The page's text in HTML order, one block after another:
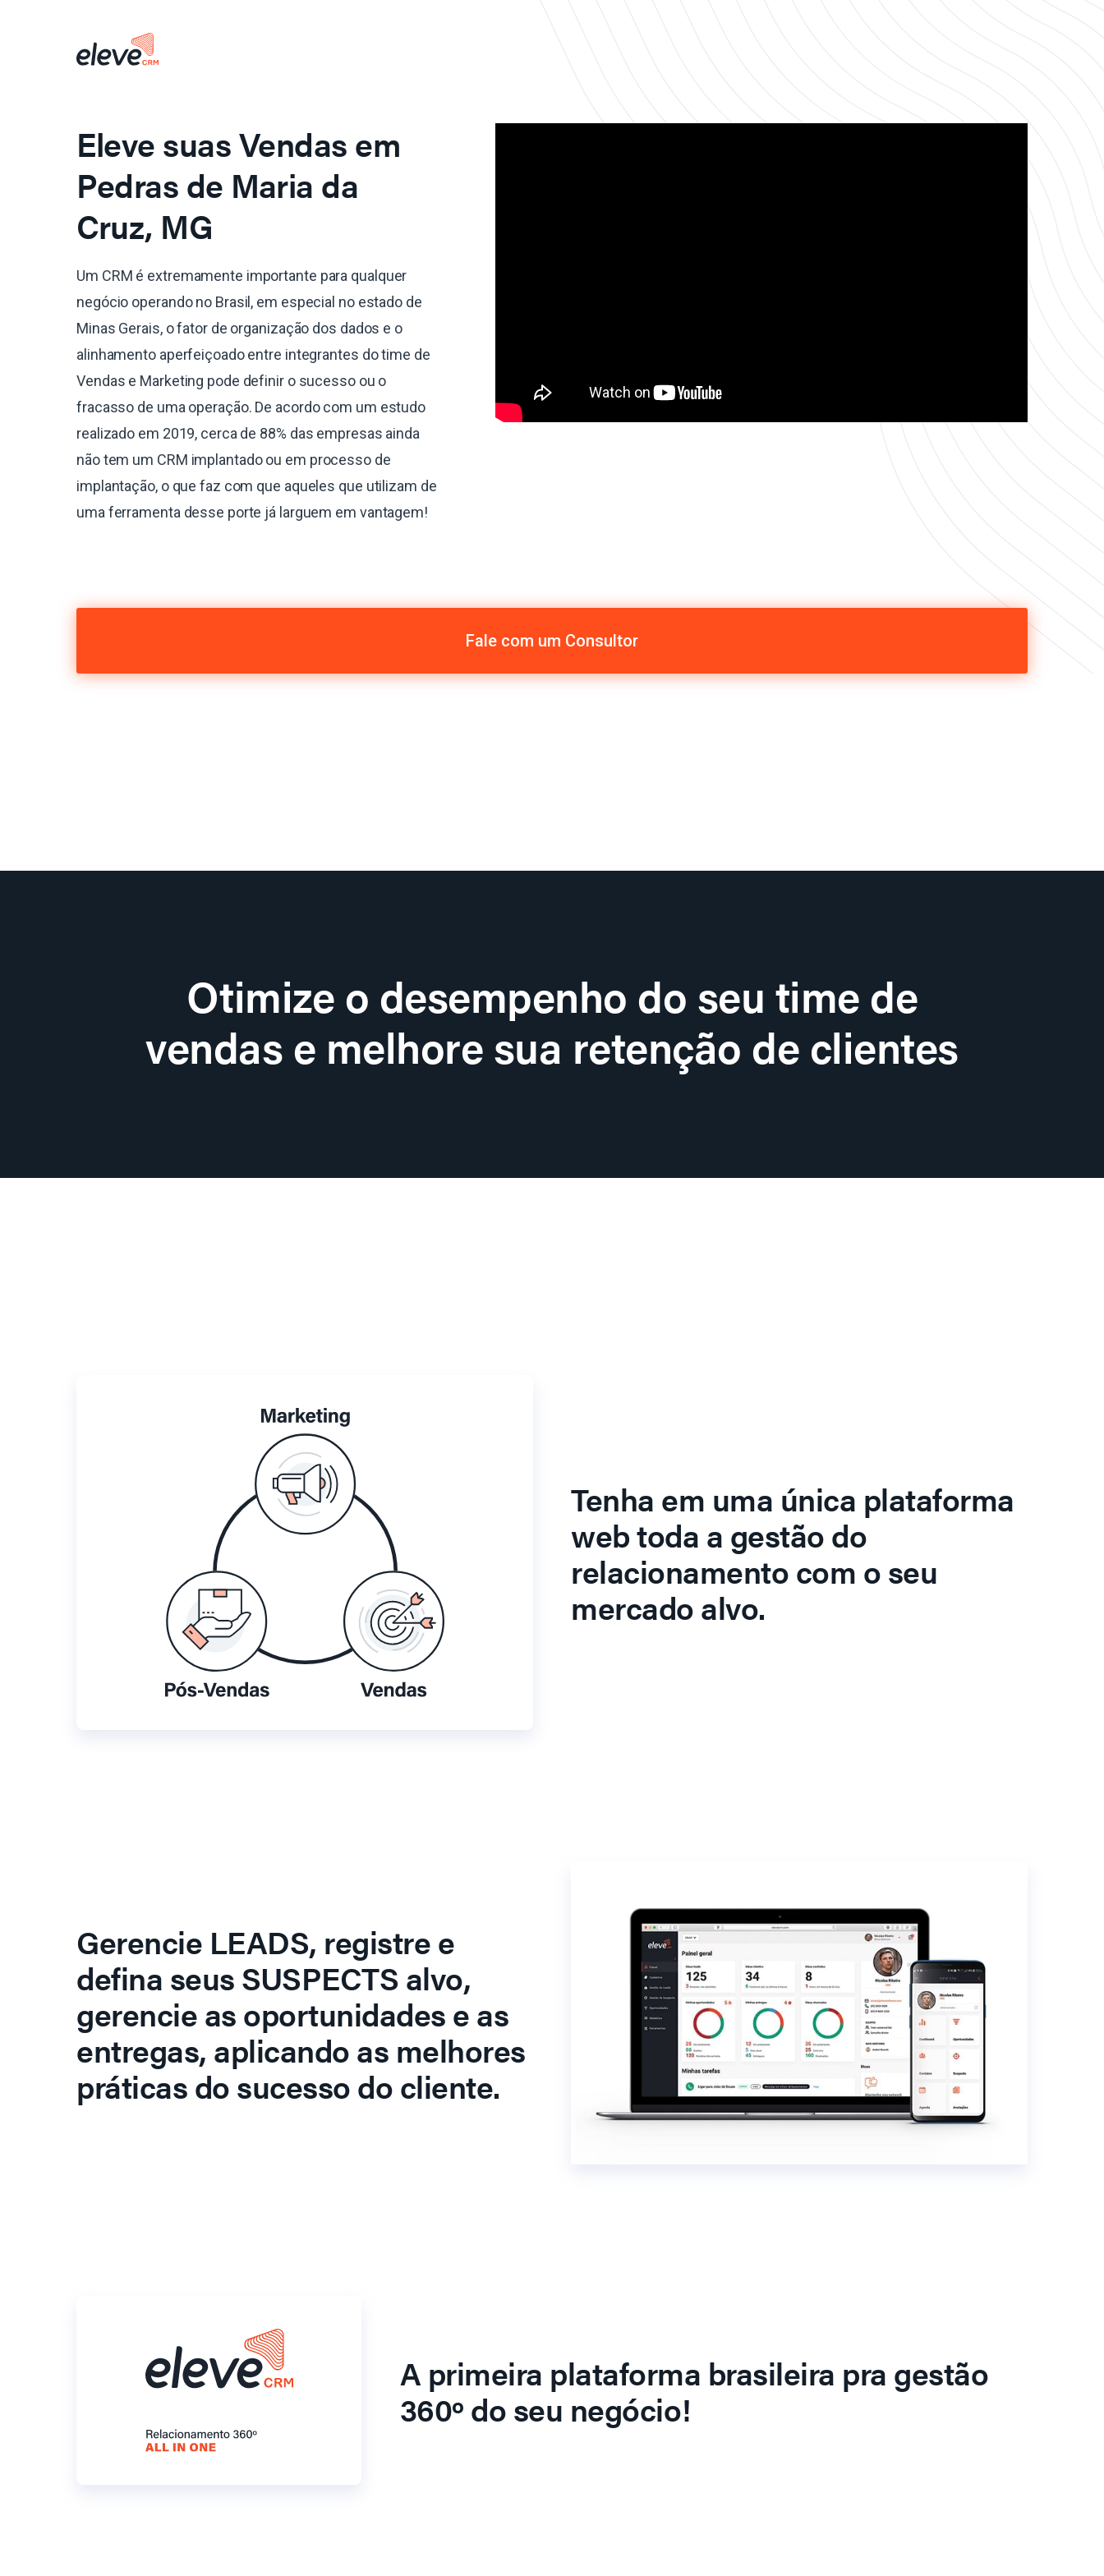
Eleve suas Vendas em
Pedras de Maria da
Cruz, MG
Um CRM é extremamente importante para qualquer
negócio operando no Brasil, em especial no estado de
Minas Gerais, o fator de organização dos dados e o
alinhamento aperfeiçoado entre integrantes do time de
Vendas e Marketing pode definir o sucesso ou o
fracasso de uma operação. De acordo com um estudo
realizado em 2019, cerca de 88% das empresas ainda
não tem um CRM implantado ou em processo de
implantação, o que faz com que aqueles que utilizam de
uma ferramenta desse porte já larguem em vantagem!
Fale com um Consultor
Otimize o desempenho do seu time de
vendas e melhore sua retenção de clientes
Tenha em uma única plataforma
web toda a gestão do
relacionamento com o seu
mercado alvo.
Gerencie LEADS, registre e
defina seus SUSPECTS alvo,
gerencie as oportunidades e as
entregas, aplicando as melhores
práticas do sucesso do cliente.
A primeira plataforma brasileira pra gestão
360º do seu negócio!